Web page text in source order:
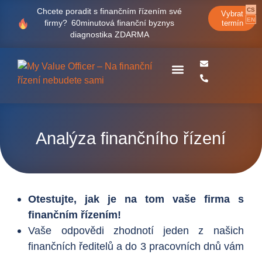
Chcete poradit s finančním řízením své
firmy?60minutová finanční byznys
diagnostika ZDARMA
Vybrat
termín
CS
EN
Analýza finančního řízení
Otestujte, jak je na tom vaše firma s
finančním řízením!
Vaše odpovědi zhodnotí jeden z našich
finančních ředitelů a do 3 pracovních dnů vám